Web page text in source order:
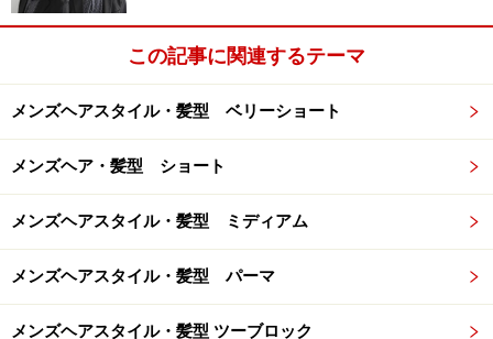
ヘアスタイル情報
カット：トップは長さを短く長短をつけながら全体をラ
ンダムにカット。ひし形シルエットを強調させる。はち
部分はレイヤーで削りながら膨らみを押さえてタイトに
カット。サイド、襟足もスッキリと長さを少し残して印
感で髪の重さをリセットし印象が柔らかになります。
この記事に関連するテーマ
メンズヘアスタイル・髪型 ベリーショート
メンズヘア・髪型 ショート
メンズヘアスタイル・髪型 ミディアム
メンズヘアスタイル・髪型 パーマ
メンズヘアスタイル・髪型 ツーブロック